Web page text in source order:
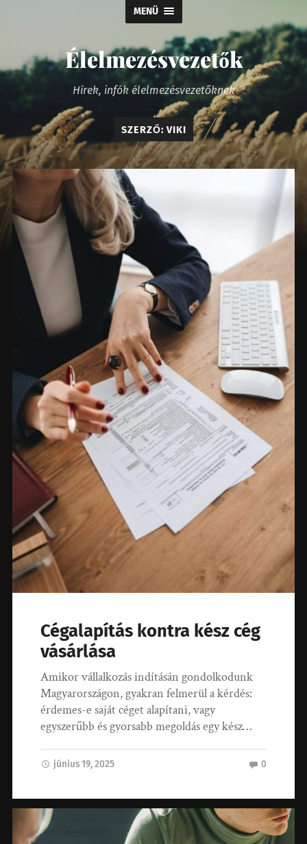
MENÜ
Élelmezésvezetők
Hírek, infók élelmezésvezetőknek
SZERZŐ: VIKI
Cégalapítás kontra kész cég
vásárlása
Amikor vállalkozás indításán gondolkodunk
Magyarországon, gyakran felmerül a kérdés:
érdemes-e saját céget alapítani, vagy
egyszerűbb és gyorsabb megoldás egy kész…
június 19, 2025 0